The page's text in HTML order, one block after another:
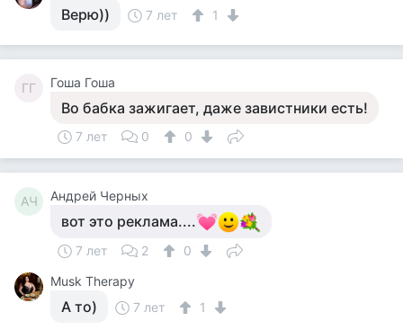
Верю)) 7 лет 1
ГГ Гоша Гоша
Во бабка зажигает, даже завистники есть!
7 лет 0 0
АЧ Андрей Черных
вот это реклама....
7 лет 2
0
Musk Therapy
А то) 7 лет 1